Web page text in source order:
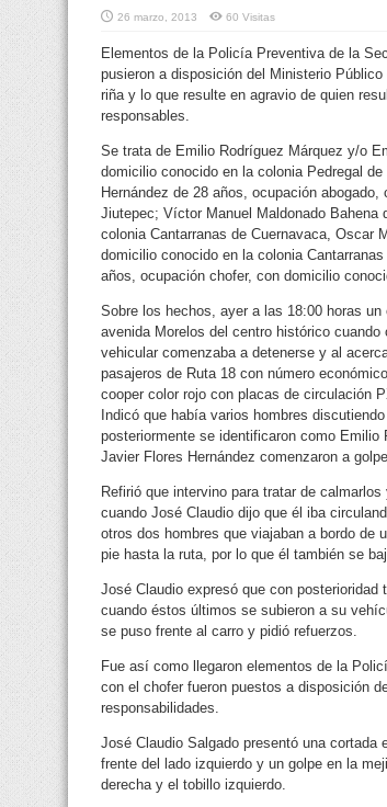
26 marzo, 2013 60 Visitas
Elementos de la Policía Preventiva de la
pusieron a disposición del Ministerio
riña y lo que resulte en agravio de quien
responsables.
Se trata de Emilio Rodríguez Márquez y/o
domicilio conocido en la colonia Pedregal
Hernández de 28 años, ocupación
Jiutepec; Víctor Manuel Maldonado
colonia Cantarranas de Cuernavaca, Oscar
domicilio conocido en la colonia
años, ocupación chofer, con domicilio
Sobre los hechos, ayer a las 18:00 horas
avenida Morelos del centro histórico
vehicular comenzaba a detenerse y al
pasajeros de Ruta 18 con número
cooper color rojo con placas de circulación
Indicó que había varios hombres
posteriormente se identificaron como
Javier Flores Hernández comenzaron a
Refirió que intervino para tratar de
cuando José Claudio dijo que él iba
otros dos hombres que viajaban a bordo de
pie hasta la ruta, por lo que él también se
José Claudio expresó que con
cuando éstos últimos se subieron a su
se puso frente al carro y pidió refuerzos.
Fue así como llegaron elementos de la
con el chofer fueron puestos a disposición
responsabilidades.
José Claudio Salgado presentó una cortada
frente del lado izquierdo y un golpe en la
derecha y el tobillo izquierdo.